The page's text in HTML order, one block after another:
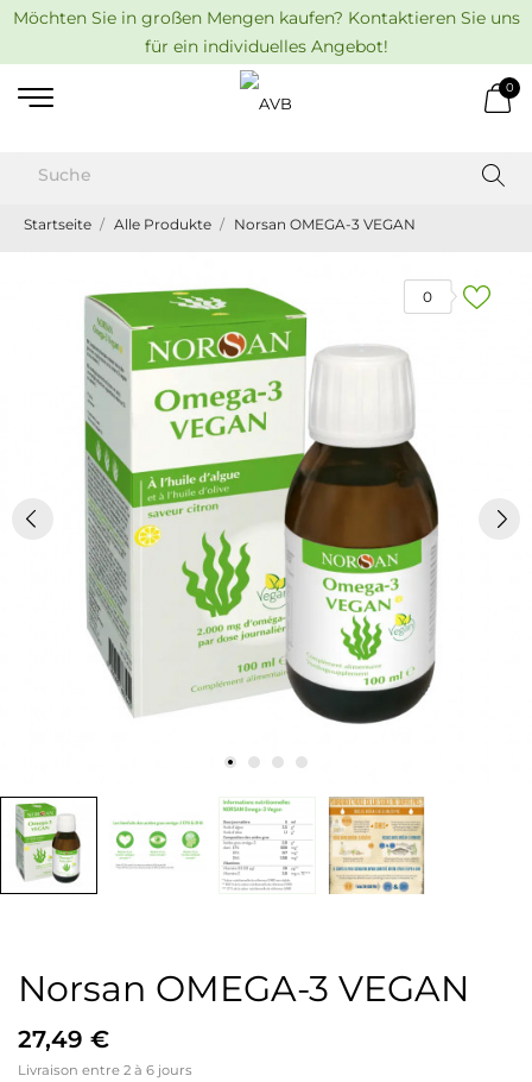
Möchten Sie in großen Mengen kaufen? Kontaktieren Sie uns
für ein individuelles Angebot!
0
Startseite Alle Produkte Norsan OMEGA-3 VEGAN
0
Norsan OMEGA-3 VEGAN
27,49 €
Livraison entre 2 à 6 jours